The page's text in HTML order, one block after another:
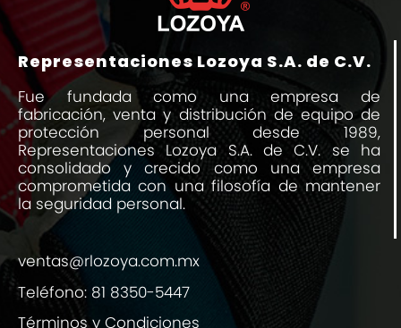
Representaciones Lozoya S.A. de C.V.
Fue fundada como una empresa de
fabricación, venta y distribución de equipo de
protección personal desde 1989,
Representaciones Lozoya S.A. de C.V. se ha
consolidado y crecido como una empresa
comprometida con una filosofía de mantener
la seguridad personal.
ventas@rlozoya.com.mx
Teléfono: 81 8350-5447
Términos y Condiciones